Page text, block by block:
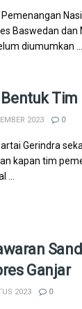
Pemenangan
Baswedan dan
diumumkan ...
2023 0
Gerindra
kapan tim
...
Ganjar
2023 0